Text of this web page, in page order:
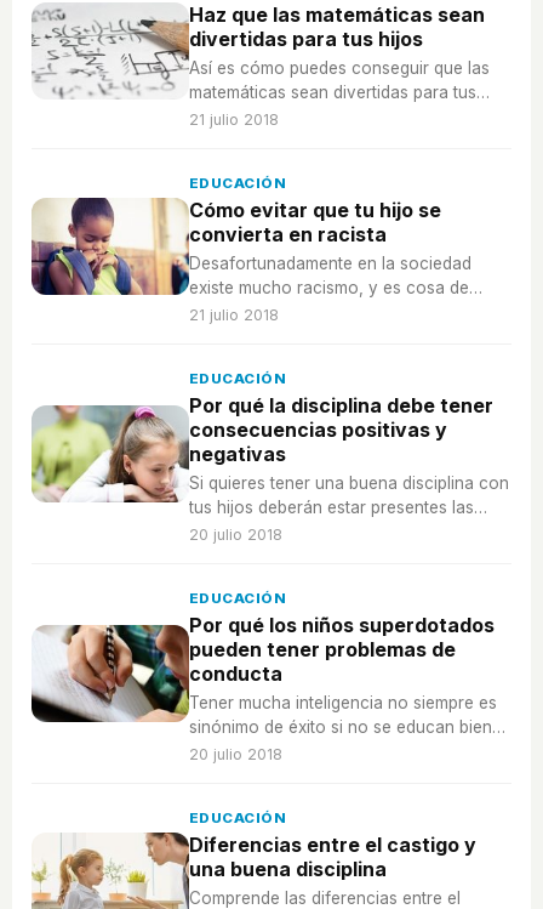
Haz que las matemáticas sean
divertidas para tus hijos
Así es cómo puedes conseguir que las
matemáticas sean divertidas para tus
hijos, ¡y que vean lo útiles que son!
21 julio 2018
EDUCACIÓN
Cómo evitar que tu hijo se
convierta en racista
Desafortunadamente en la sociedad
existe mucho racismo, y es cosa de
todos erradicarlo para siempre.
21 julio 2018
EDUCACIÓN
Por qué la disciplina debe tener
consecuencias positivas y
negativas
Si quieres tener una buena disciplina con
tus hijos deberán estar presentes las
consecuencias positivas y negativas.
20 julio 2018
EDUCACIÓN
Por qué los niños superdotados
pueden tener problemas de
conducta
Tener mucha inteligencia no siempre es
sinónimo de éxito si no se educan bien
las habilidades sociales y emocionales.
20 julio 2018
EDUCACIÓN
Diferencias entre el castigo y
una buena disciplina
Comprende las diferencias entre el